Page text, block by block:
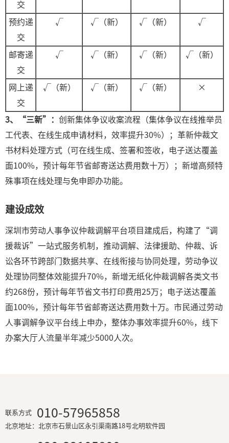
交
预约递
交
√ √（新） √（新） √
邮寄递
交
√ √（新） √（新） √（新）
网上递
交
√（新） √（新） √（新） ×
3、“三新” ： 创新集体争议收案流程（集体争议在线推举员
工代表、在线生成申请材料，效率提升30%）；革新仲裁文
书材料处理方式（可在线生成、签署和签收，电子送达覆盖
面100%，预计每年节省邮寄送达费用数十万）；新增高频特
殊事项在线处理与免申即办功能。
建设成效
深圳市劳动人事争议仲裁调解平台项目建成后，构建了“调
援裁诉”一站式服务机制，推动调解、法律援助、仲裁、诉
讼各环节跨部门数据共享、在线衔接与协同处理，劳动争议
处理协同整体效能提升70%，新增无纸化仲裁调解各类文书
约268份，预计每年节省文书打印费用25万；电子送达覆盖
面100%，预计每年节省邮寄送达费用数十万。市民通过劳动
人事调解争议平台线上申办，整体办事效率提升60%，线下
办案大厅人流量半年减少5000人次。